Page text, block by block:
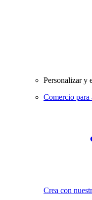
Personalizar y
Comercio para
Crea con